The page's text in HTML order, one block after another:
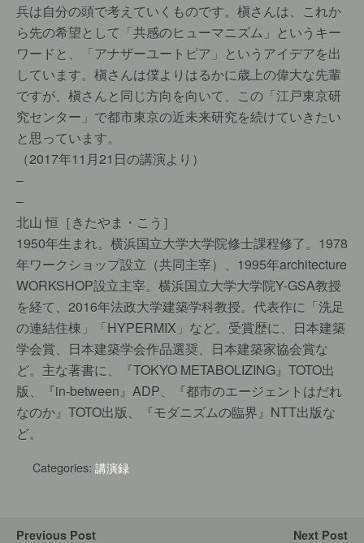
兵は自分の頭で考えていくものです。槇さんは、これか
ら先の希望として「共感のヒューマニズム」というキー
ワードと、「アナザーユートピア」というアイデアを出
しています。槇さんは僕よりはるかに歳上の偉大な先輩
ですが、槇さんと同じ方向を向いて、この「江戸東京研
究センター」で都市東京の近未来研究を続けていきたい
と思っています。
（2017年11月21日の講演より）
–
–
北山 恒［きたやま・こう］
1950年生まれ。横浜国立大学大学院修士課程修了。1978
年ワークショップ設立（共同主宰）、1995年architecture
WORKSHOP設立主宰。横浜国立大学大学院Y-GSA教授
を経て、2016年法政大学建築学科教授。代表作に「洗足
の連結住棟」「HYPERMIX」など。受賞歴に、日本建築
学会賞、日本建築学会作品選奨、日本建築家協会賞な
ど。主な著書に、『TOKYO METABOLIZING』TOTO出
版、『in-between』ADP、『都市のエージェントはだれ
なのか』TOTO出版、『モダニズムの臨界』NTT出版な
ど。
Categories: 講演録
Previous Post Next Post